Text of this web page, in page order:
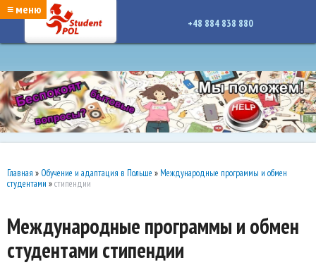
google-site-verification: google7a917c261df1566b.htmlgoogle-site-verification:
google7a917c261df1566b.html
≡ меню
+48 884 838 880
Главная » Обучение и адаптация в Польше » Международные программы и обмен
студентами »стипендии
Международные программы и обмен
студентами стипендии